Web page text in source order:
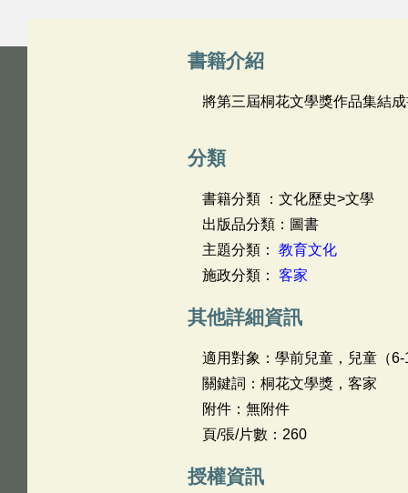
書籍介紹
將第三屆桐花文學獎作品集結
分類
書籍分類 ：文化歷史>文學
出版品分類：圖書
主題分類： 教育文化
施政分類： 客家
其他詳細資訊
適用對象：學前兒童，兒童（
關鍵詞：桐花文學獎，客家
附件：無附件
頁/張/片數：260
授權資訊